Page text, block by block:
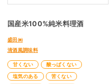
国産米100%純米料理酒
盛田㈱
清酒風調味料
甘くない
酸っぱくない
塩気のある
苦くない